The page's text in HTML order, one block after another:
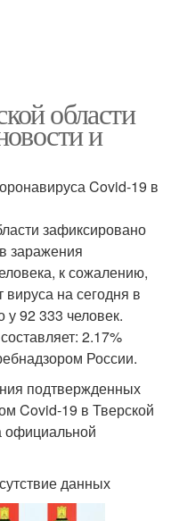
области
и
Covid-19 в
зафиксировано
заражения
к сожалению,
на сегодня в
у 92 333 человек.
2.17%
России.
подтвержденных
Covid-19 в Тверской
официальной
данных